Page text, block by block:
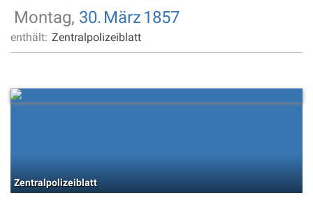
Montag, 30. März 1857
enthält: Zentralpolizeiblatt
Zentralpolizeiblatt